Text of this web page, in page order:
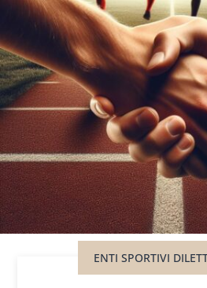
ENTI SPORTIVI